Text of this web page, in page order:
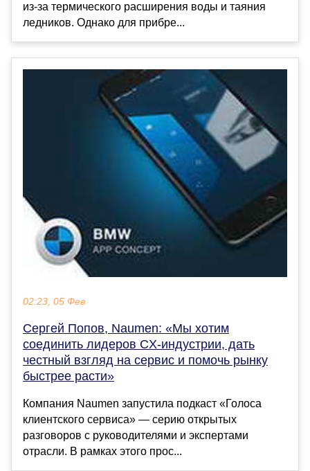
из-за термического расширения воды и таяния
ледников. Однако для прибре...
02:23, 05 Фев
Сергей Попов, Naumen: «Мы хотим
соединить лидеров CX-индустрии, дать
честный взгляд на сервис и помочь рынку
быстрее расти»
Компания Naumen запустила подкаст «Голоса
клиентского сервиса» — серию открытых
разговоров с руководителями и экспертами
отрасли. В рамках этого прос...